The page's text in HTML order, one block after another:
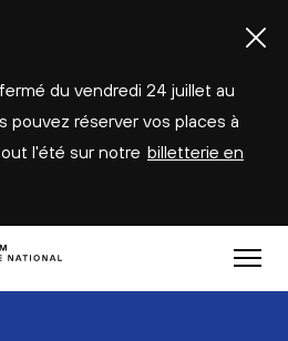
du vendredi 24 juillet au
pouvez réserver vos places à
l'été sur notre billetterie en
Menu